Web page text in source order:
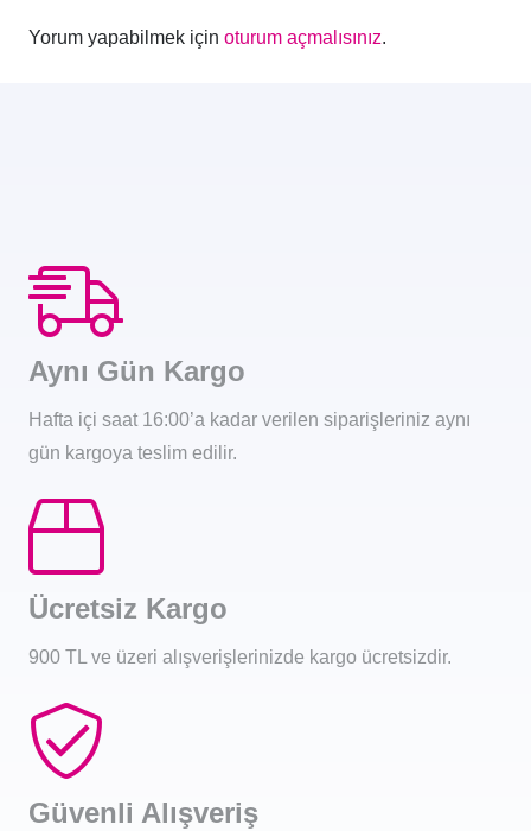
Yorum yapabilmek için oturum açmalısınız.
Aynı Gün Kargo
Hafta içi saat 16:00’a kadar verilen siparişleriniz aynı
gün kargoya teslim edilir.
Ücretsiz Kargo
900 TL ve üzeri alışverişlerinizde kargo ücretsizdir.
Güvenli Alışveriş